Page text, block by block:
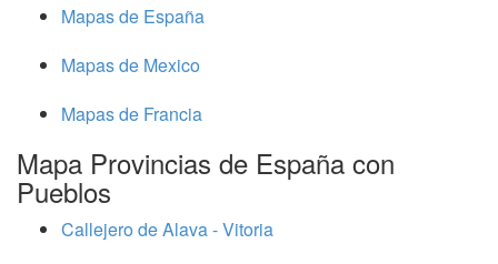
Mapas de España
Mapas de Mexico
Mapas de Francia
Mapa Provincias de España con
Pueblos
Callejero de Alava - Vitoria